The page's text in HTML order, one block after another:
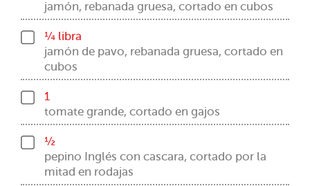
jamón, rebanada gruesa, cortado en cubos
¼ libra
jamón de pavo, rebanada gruesa, cortado en
cubos
1
tomate grande, cortado en gajos
½
pepino Inglés con cascara, cortado por la
mitad en rodajas